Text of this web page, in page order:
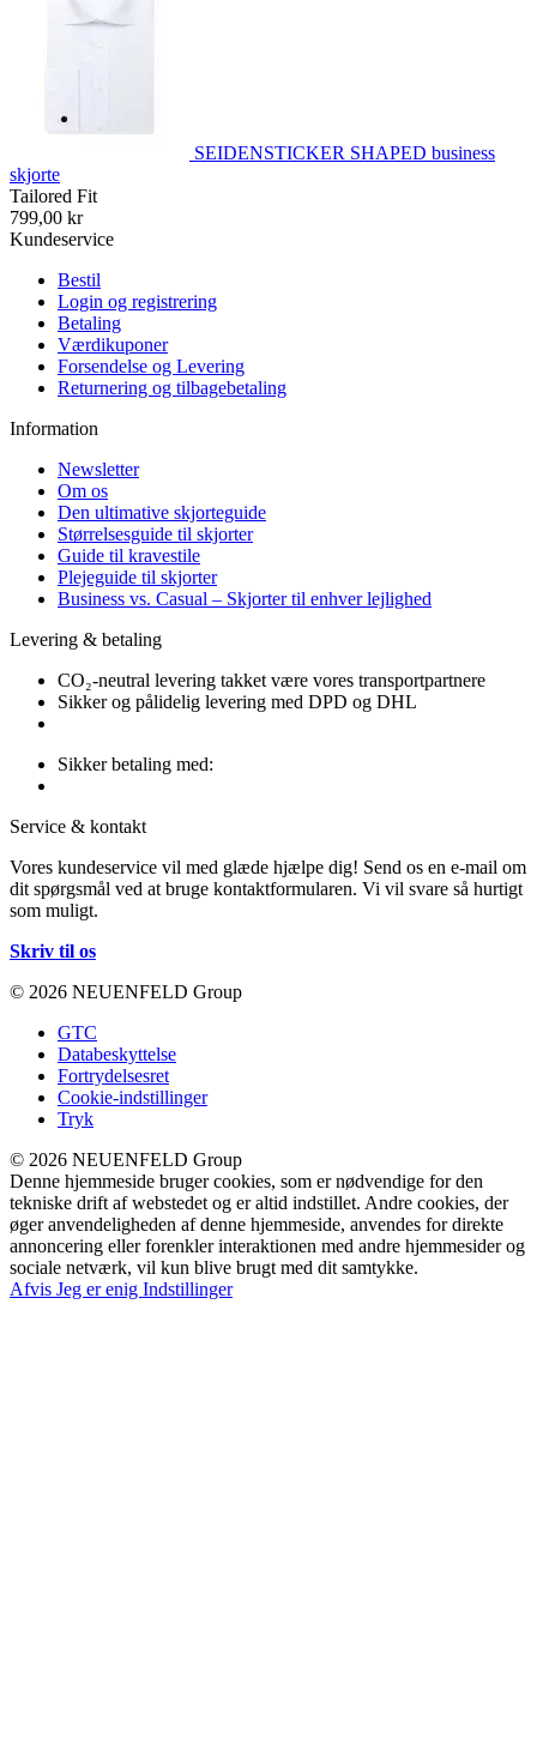
SEIDENSTICKER SHAPED business
skjorte
Tailored Fit
799,00 kr
Kundeservice
Bestil
Login og registrering
Betaling
Værdikuponer
Forsendelse og Levering
Returnering og tilbagebetaling
Information
Newsletter
Om os
Den ultimative skjorteguide
Størrelsesguide til skjorter
Guide til kravestile
Plejeguide til skjorter
Business vs. Casual – Skjorter til enhver lejlighed
Levering & betaling
CO₂-neutral levering takket være vores transportpartnere
Sikker og pålidelig levering med DPD og DHL
Sikker betaling med:
Service & kontakt
Vores kundeservice vil med glæde hjælpe dig! Send os en e-mail om
dit spørgsmål ved at bruge kontaktformularen. Vi vil svare så hurtigt
som muligt.
Skriv til os
© 2026 NEUENFELD Group
GTC
Databeskyttelse
Fortrydelsesret
Cookie-indstillinger
Tryk
© 2026 NEUENFELD Group
Denne hjemmeside bruger cookies, som er nødvendige for den
tekniske drift af webstedet og er altid indstillet. Andre cookies, der
øger anvendeligheden af denne hjemmeside, anvendes for direkte
annoncering eller forenkler interaktionen med andre hjemmesider og
sociale netværk, vil kun blive brugt med dit samtykke.
Afvis Jeg er enig Indstillinger